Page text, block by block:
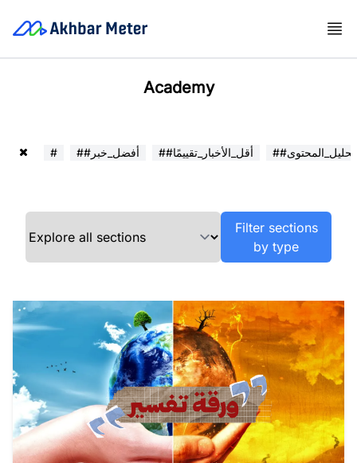
Academy
# ##أفضل_خبر ##أقل_الأخبار_تقييمًا ##تحليل_المحتوى
Filter sections
by type